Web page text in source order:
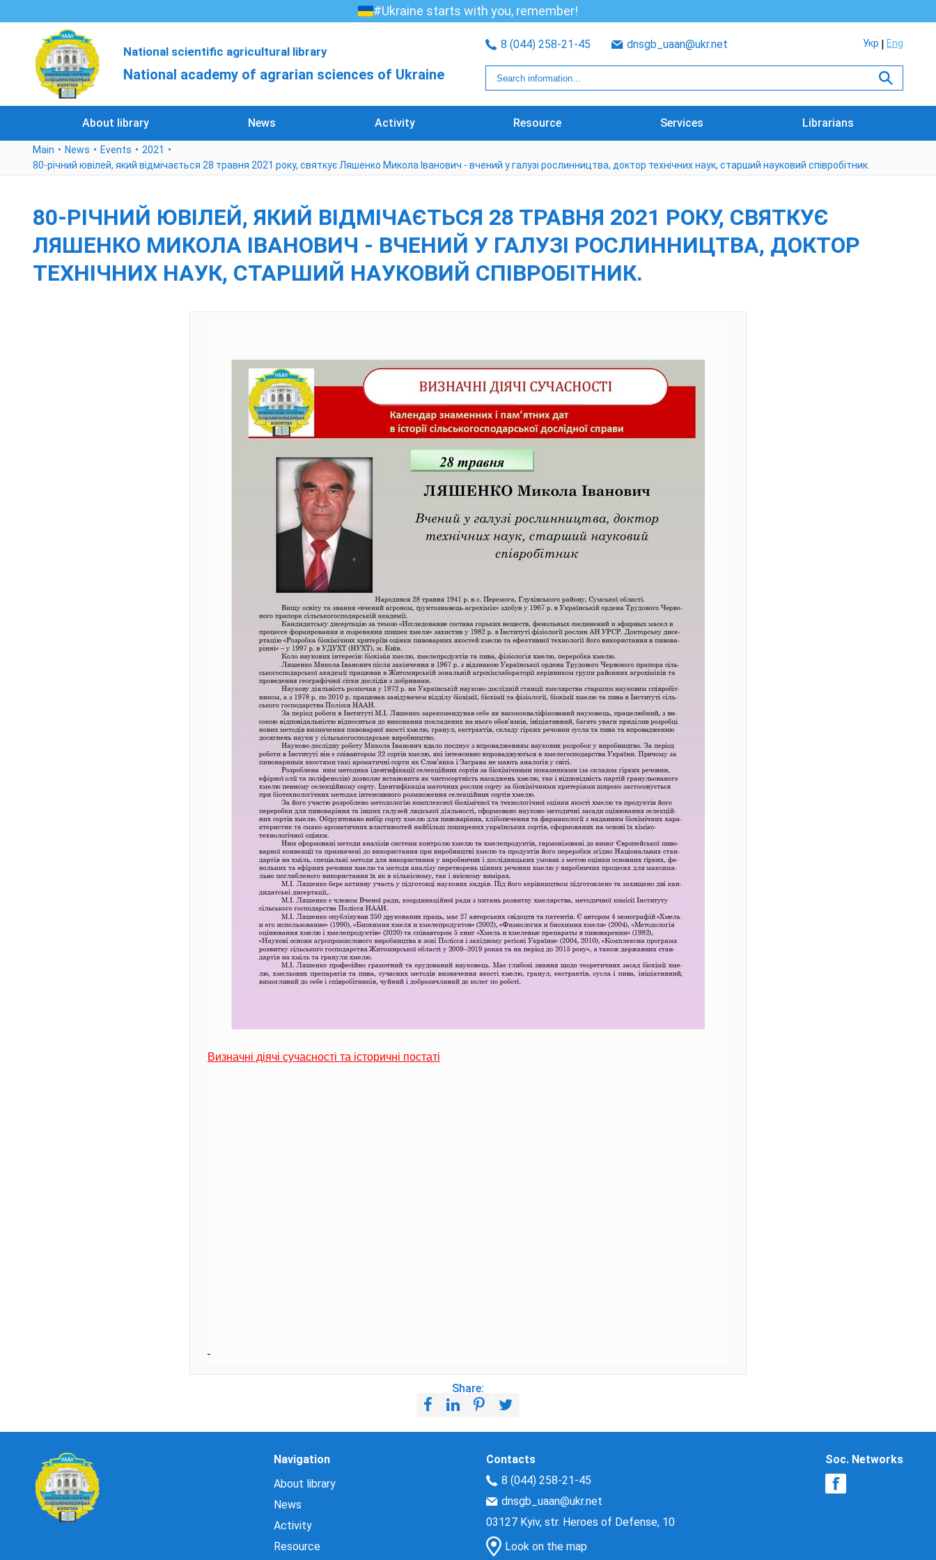
#Ukraine starts with you, remember!
National scientific agricultural library
National academy of agrarian sciences of Ukraine
8 (044) 258-21-45 dnsgb_uaan@ukr.net Укр Eng
About library News Activity Resource Services Librarians
Main News Events
2021
80-річний ювілей, який відмічається 28 травня 2021 року, святкує Ляшенко Микола Іванович - вчений у галузі рослинництва, доктор технічних наук, старший науковий співробітник.
80-РІЧНИЙ ЮВІЛЕЙ, ЯКИЙ ВІДМІЧАЄТЬСЯ 28 ТРАВНЯ 2021 РОКУ, СВЯТКУЄ
ЛЯШЕНКО МИКОЛА ІВАНОВИЧ - ВЧЕНИЙ У ГАЛУЗІ РОСЛИННИЦТВА, ДОКТОР
ТЕХНІЧНИХ НАУК, СТАРШИЙ НАУКОВИЙ СПІВРОБІТНИК.
Визначні діячі сучасності та історичні постаті
Share:
Navigation
About library
News
Activity
Resource
Contacts
8 (044) 258-21-45
dnsgb_uaan@ukr.net
03127 Kyiv, str. Heroes of Defense, 10
Look on the map
Soc. Networks